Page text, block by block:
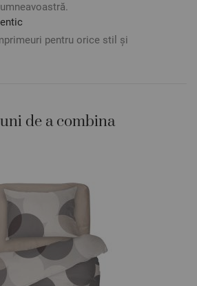
pentru orice stil și
de a combina